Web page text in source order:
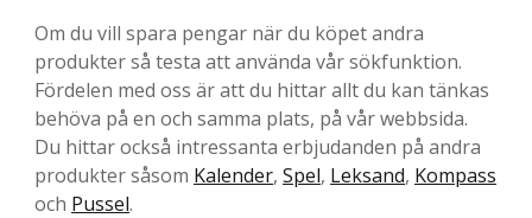
Om du vill spara pengar när du köpet andra
produkter så testa att använda vår sökfunktion.
Fördelen med oss är att du hittar allt du kan tänkas
behöva på en och samma plats, på vår webbsida.
Du hittar också intressanta erbjudanden på andra
produkter såsom Kalender, Spel, Leksand, Kompass
och Pussel.